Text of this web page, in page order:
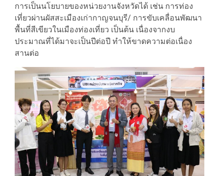
การเป็นนโยบายของหน่วยงานจังหวัดได้ เช่น การท่อง
เที่ยวผ่านผัสสะเมืองเก่ากาญจนบุรี/ การขับเคลื่อนพัฒนา
พื้นที่สีเขียวในเมืองท่องเที่ยว เป็นต้น เนื่องจากงบ
ประมาณที่ได้มาจะเป็นปีต่อปี ทำให้ขาดความต่อเนื่อง
สานต่อ